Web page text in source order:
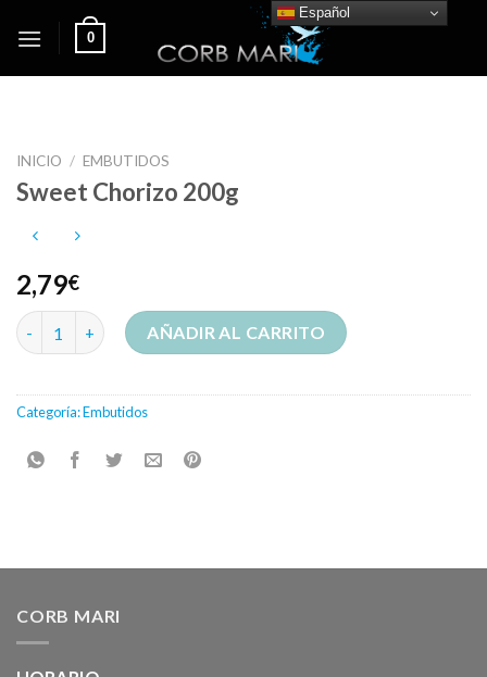
0
INICIO / EMBUTIDOS
Sweet Chorizo 200g
2,79€
Sweet Chorizo 200g cantidadAÑADIR AL CARRITO
Categoría:Embutidos
CORB MARI
Español